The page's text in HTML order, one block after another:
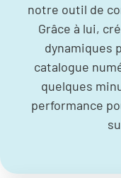
notre outil de
Grâce à lui,
dynamiques
catalogue
quelques
performance